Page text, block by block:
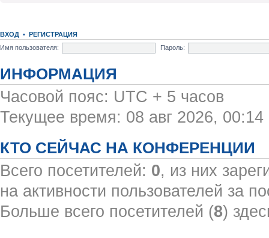
ВХОД • РЕГИСТРАЦИЯ
Имя пользователя:
Пароль:
ИНФОРМАЦИЯ
Часовой пояс: UTC + 5 часов
Текущее время: 08 авг 2026, 00:14
КТО СЕЙЧАС НА КОНФЕРЕНЦИИ
Всего посетителей: 0, из них
на активности пользователей за
Больше всего посетителей (8)